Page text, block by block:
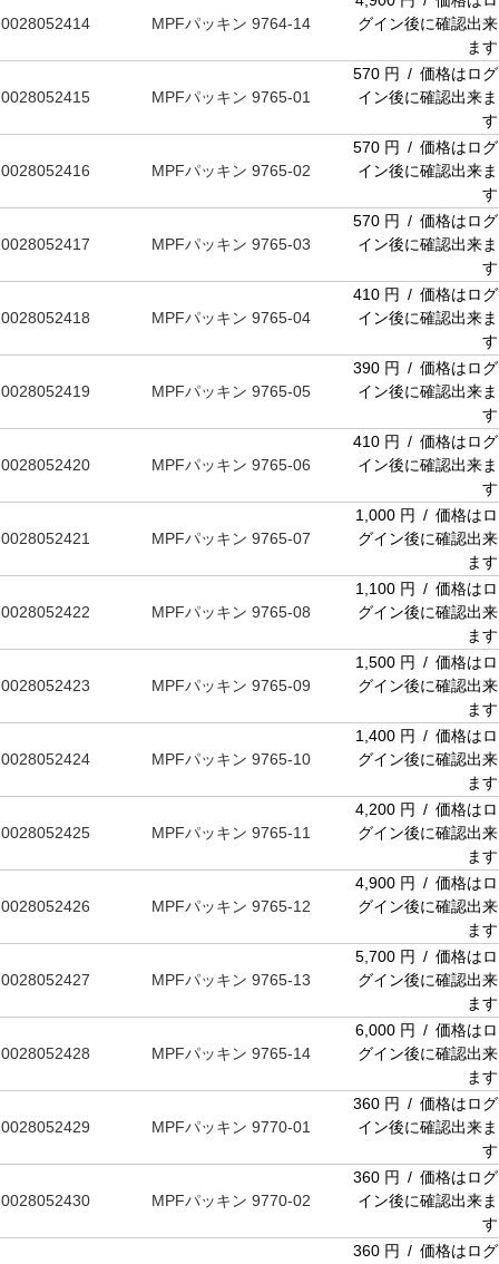
0028052414 MPFパッキン 9764-14
グイン後に確認出来
ます
0028052415 MPFパッキン 9765-01
570 円 / 価格はログ
イン後に確認出来ま
す
0028052416 MPFパッキン 9765-02
570 円 / 価格はログ
イン後に確認出来ま
す
0028052417 MPFパッキン 9765-03
570 円 / 価格はログ
イン後に確認出来ま
す
0028052418 MPFパッキン 9765-04
410 円 / 価格はログ
イン後に確認出来ま
す
0028052419 MPFパッキン 9765-05
390 円 / 価格はログ
イン後に確認出来ま
す
0028052420 MPFパッキン 9765-06
410 円 / 価格はログ
イン後に確認出来ま
す
0028052421 MPFパッキン 9765-07
1,000 円 / 価格はロ
グイン後に確認出来
ます
0028052422 MPFパッキン 9765-08
1,100 円 / 価格はロ
グイン後に確認出来
ます
0028052423 MPFパッキン 9765-09
1,500 円 / 価格はロ
グイン後に確認出来
ます
0028052424 MPFパッキン 9765-10
1,400 円 / 価格はロ
グイン後に確認出来
ます
0028052425 MPFパッキン 9765-11
4,200 円 / 価格はロ
グイン後に確認出来
ます
0028052426 MPFパッキン 9765-12
4,900 円 / 価格はロ
グイン後に確認出来
ます
0028052427 MPFパッキン 9765-13
5,700 円 / 価格はロ
グイン後に確認出来
ます
0028052428 MPFパッキン 9765-14
6,000 円 / 価格はロ
グイン後に確認出来
ます
0028052429 MPFパッキン 9770-01
360 円 / 価格はログ
イン後に確認出来ま
す
0028052430 MPFパッキン 9770-02
360 円 / 価格はログ
イン後に確認出来ま
す
360 円 / 価格はログ